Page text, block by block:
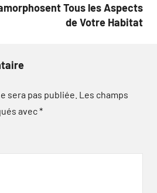
Tous les Aspects
de Votre Habitat
sera pas publiée. Les champs
avec*